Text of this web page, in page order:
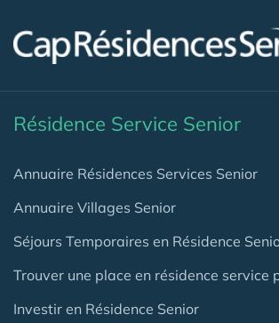
Résidence Service Senior
Annuaire Résidences Services Senior
Annuaire Villages Senior
Séjours Temporaires en Résidence
Trouver une place en résidence service
Investir en Résidence Senior